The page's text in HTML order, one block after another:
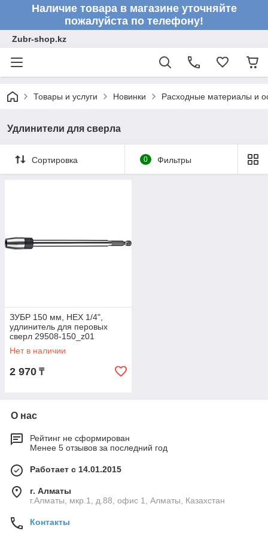
Наличие товара в магазине уточняйте
пожалуйста по телефону!
Zubr-shop.kz
Товары и услуги Новинки Расходные материалы и
Удлинители для сверла
Сортировка 0 Фильтры
ЗУБР 150 мм, HEX 1/4",
удлинитель для перовых
сверл 29508-150_z01
Профессионал
Нет в наличии
2 970 ₸
О нас
Рейтинг не сформирован
Менее 5 отзывов за последний год
Работает с 14.01.2015
г. Алматы
г.Алматы, мкр.1, д.88, офис 1, Алматы, Казахстан
Контакты